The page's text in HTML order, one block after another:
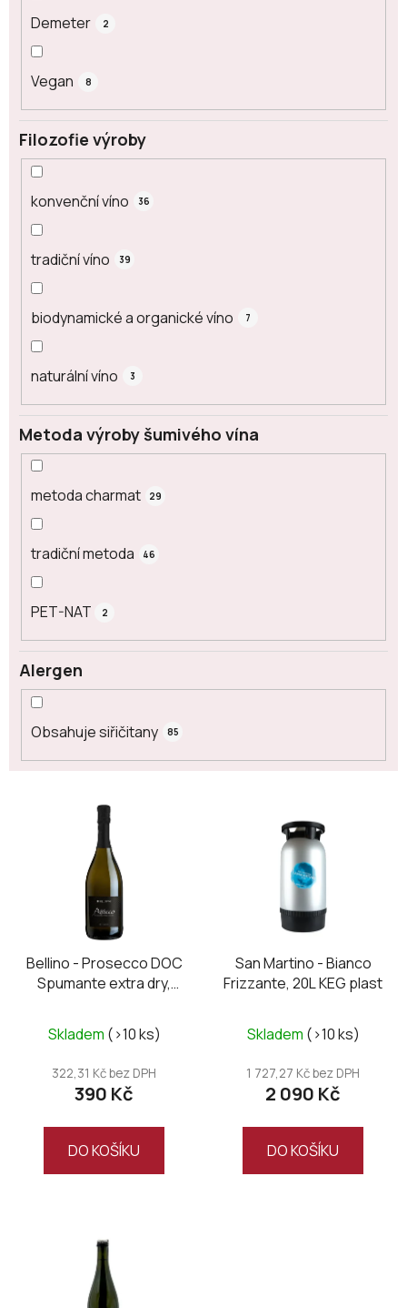
Demeter 2
Vegan 8
Filozofie výroby
konvenční víno 36
tradiční víno 39
biodynamické a organické víno 7
naturální víno 3
Metoda výroby šumivého vína
metoda charmat 29
tradiční metoda 46
PET-NAT 2
Alergen
Obsahuje siřičitany 85
Bellino - Prosecco DOC
Spumante extra dry,
Skladem (>10 ks)
322,31 Kč bez DPH
390 Kč
DO KOŠÍKU
San Martino - Bianco
Frizzante, 20L KEG plast
Skladem (>10 ks)
1 727,27 Kč bez DPH
2 090 Kč
DO KOŠÍKU